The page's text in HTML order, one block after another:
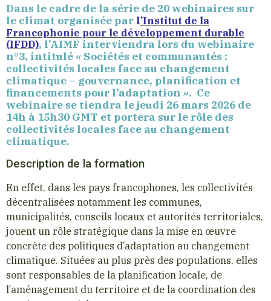
Dans le cadre de la série de 20 webinaires sur
le climat organisée par l’Institut de la
Francophonie pour le développement durable
(IFDD), l’AIMF interviendra lors du webinaire
n°3, intitulé« Sociétés et communautés :
collectivités locales face au changement
climatique – gouvernance, planification et
financements pour l’adaptation ». Ce
webinaire se tiendra le jeudi 26 mars 2026 de
14h à 15h30 GMT et portera sur le rôle des
collectivités locales face au changement
climatique.
Description de la formation
En effet, dans les pays francophones, les collectivités
décentralisées notamment les communes,
municipalités, conseils locaux et autorités territoriales,
jouent un rôle stratégique dans la mise en œuvre
concrète des politiques d’adaptation au changement
climatique. Situées au plus près des populations, elles
sont responsables de la planification locale, de
l’aménagement du territoire et de la coordination des